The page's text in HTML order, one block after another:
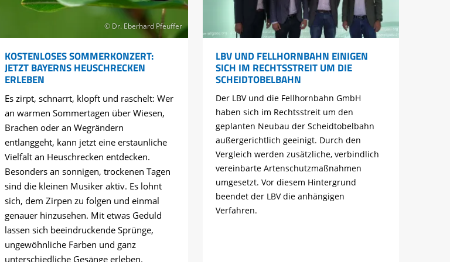
© Dr. Eberhard Pfeuffer
KOSTENLOSES SOMMERKONZERT:
JETZT BAYERNS HEUSCHRECKEN
ERLEBEN
Es zirpt, schnarrt, klopft und raschelt: Wer
an warmen Sommertagen über Wiesen,
Brachen oder an Wegrändern
entlanggeht, kann jetzt eine erstaunliche
Vielfalt an Heuschrecken entdecken.
Besonders an sonnigen, trockenen Tagen
sind die kleinen Musiker aktiv. Es lohnt
sich, dem Zirpen zu folgen und einmal
genauer hinzusehen. Mit etwas Geduld
lassen sich beeindruckende Sprünge,
ungewöhnliche Farben und ganz
unterschiedliche Gesänge erleben.
LBV UND FELLHORNBAHN EINIGEN
SICH IM RECHTSSTREIT UM DIE
SCHEIDTOBELBAHN
Der LBV und die Fellhornbahn GmbH
haben sich im Rechtsstreit um den
geplanten Neubau der Scheidtobelbahn
außergerichtlich geeinigt. Durch den
Vergleich werden zusätzliche, verbindlich
vereinbarte Artenschutzmaßnahmen
umgesetzt. Vor diesem Hintergrund
beendet der LBV die anhängigen
Verfahren.